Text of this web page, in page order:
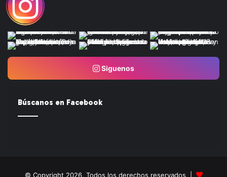
Siguenos
Búscanos en Facebook
© Copyright 2026, Todos los derechos reservados |